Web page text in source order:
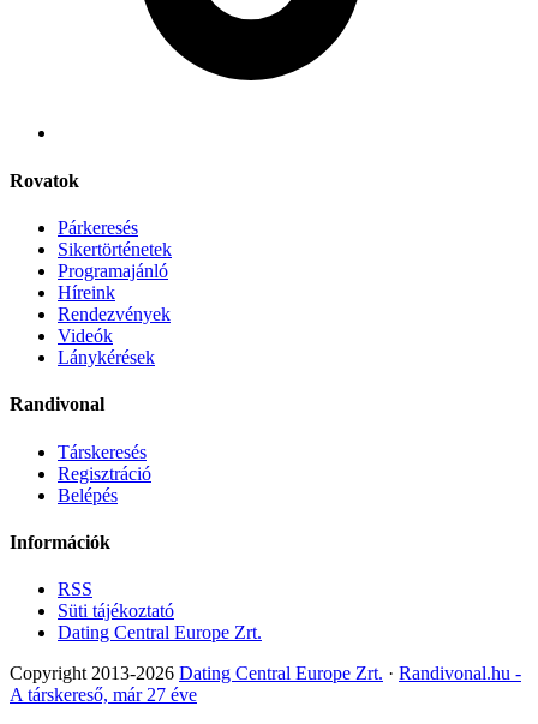
Rovatok
Párkeresés
Sikertörténetek
Programajánló
Híreink
Rendezvények
Videók
Lánykérések
Randivonal
Társkeresés
Regisztráció
Belépés
Információk
RSS
Süti tájékoztató
Dating Central Europe Zrt.
Copyright 2013-2026 Dating Central Europe Zrt. · Randivonal.hu -
A társkereső, már 27 éve